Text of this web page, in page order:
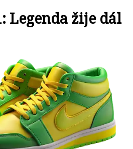
Legenda žije dál